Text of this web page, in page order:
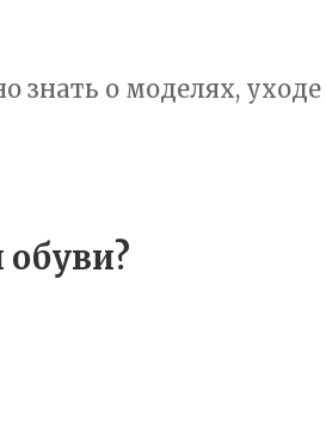
знать о моделях,